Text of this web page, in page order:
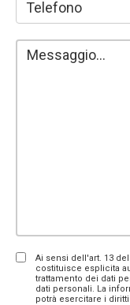
Ai sensi dell'art. 13
costituisce esplicita
trattamento dei dati
dati personali. La
potrà esercitare i